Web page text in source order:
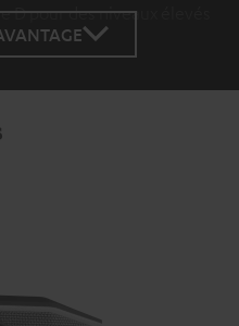
D pour des niveaux élevés